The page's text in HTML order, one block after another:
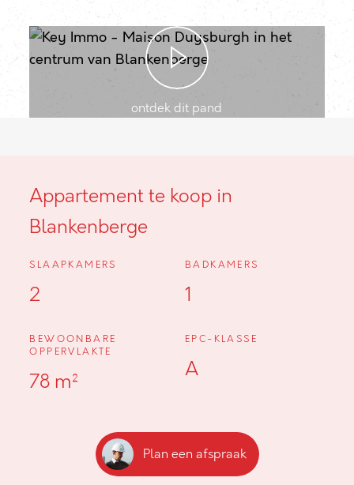
ontdek dit pand
Appartement te koop in
Blankenberge
SLAAPKAMERS
2
BADKAMERS
1
BEWOONBARE
OPPERVLAKTE
78 m²
EPC-KLASSE
A
Plan een afspraak